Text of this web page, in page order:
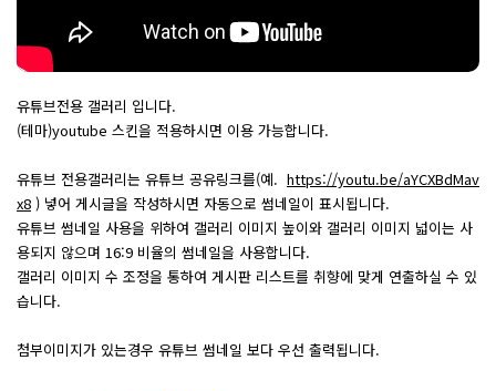
유튜브전용 갤러리 입니다.
(테마)youtube 스킨을 적용하시면 이용 가능합니다.
유튜브 전용갤러리는 유튜브 공유링크를(예. https://youtu.be/aYCXBdMav
x8 ) 넣어 게시글을 작성하시면 자동으로 썸네일이 표시됩니다.
유튜브 썸네일 사용을 위하여 갤러리 이미지 높이와 갤러리 이미지 넓이는 사
용되지 않으며 16:9 비율의 썸네일을 사용합니다.
갤러리 이미지 수 조정을 통하여 게시판 리스트를 취향에 맞게 연출하실 수 있
습니다.
첨부이미지가 있는경우 유튜브 썸네일 보다 우선 출력됩니다.